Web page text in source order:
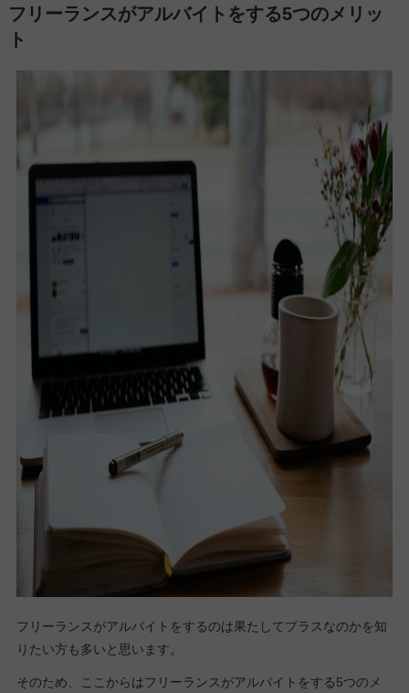
フリーランスがアルバイトをする5つのメリッ
ト
フリーランスがアルバイトをするのは果たしてプラスなのかを知
りたい方も多いと思います。
そのため、ここからはフリーランスがアルバイトをする5つのメ